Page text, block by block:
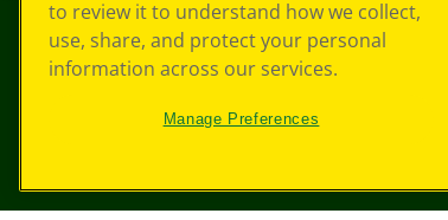
© 2026 Crayola® Tutti i diritti riservati.
Le tue scelte in materia di privacy
to review it to understand how we collect,
use, share, and protect your personal
information across our services.
Manage Preferences